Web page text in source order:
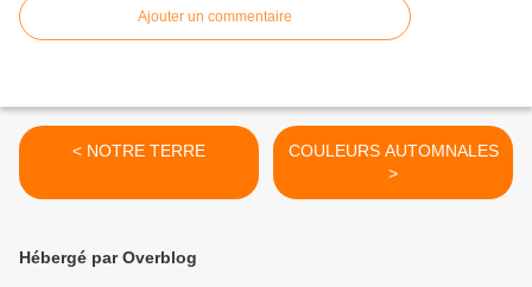
Ajouter un commentaire
< NOTRE TERRE
COULEURS AUTOMNALES
>
Hébergé par Overblog